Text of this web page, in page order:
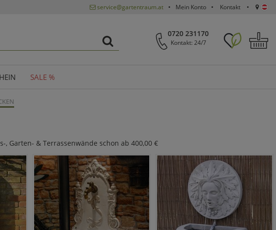
service@gartentraum.at Mein Konto Kontakt
0720 231170
Kontakt: 24/7
SALE %
Garten- & Terrassenwände schon ab 400,00 €